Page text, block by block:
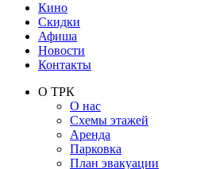
Кино
Скидки
Афиша
Новости
Контакты
О ТРК
О нас
Схемы этажей
Аренда
Парковка
План эвакуации